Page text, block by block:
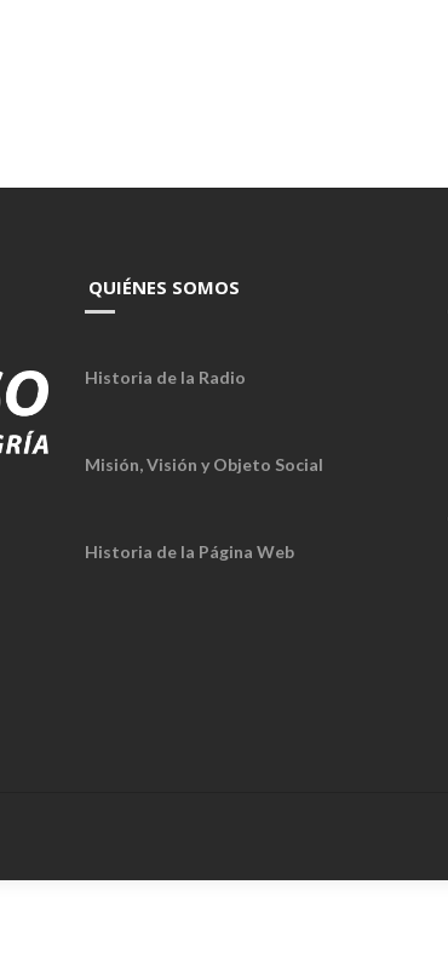
QUIÉNES SOMOS
Historia de la Radio
Misión, Visión y Objeto Social
Historia de la Página Web